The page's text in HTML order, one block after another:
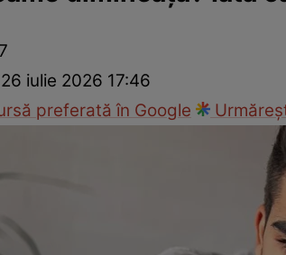
răspund
26 iulie 2026 17:46
preferată în Google